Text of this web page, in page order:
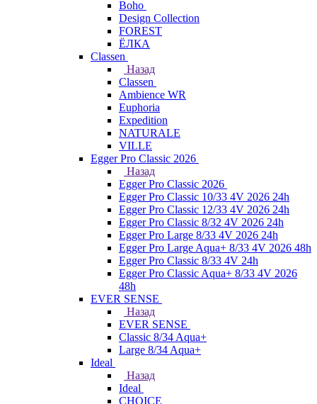
Boho
Design Collection
FOREST
ЁЛКА
Classen
Назад
Classen
Ambience WR
Euphoria
Expedition
NATURALE
VILLE
Egger Pro Classic 2026
Назад
Egger Pro Classic 2026
Egger Pro Classic 10/33 4V 2026 24h
Egger Pro Classic 12/33 4V 2026 24h
Egger Pro Classic 8/32 4V 2026 24h
Egger Pro Large 8/33 4V 2026 24h
Egger Pro Large Aqua+ 8/33 4V 2026 48h
Egger Pro Classic 8/33 4V 24h
Egger Pro Classic Aqua+ 8/33 4V 2026
48h
EVER SENSE
Назад
EVER SENSE
Classic 8/34 Aqua+
Large 8/34 Aqua+
Ideal
Назад
Ideal
CHOICE